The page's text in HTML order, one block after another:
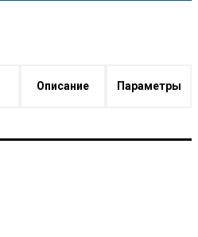
Описание Параметры